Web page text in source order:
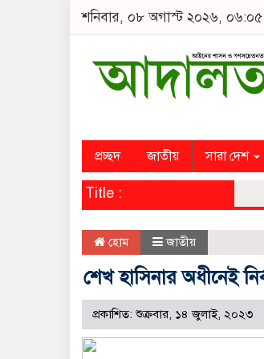
শনিবার, ০৮ অগাস্ট ২০২৬, ০৬:০৫
প্রচ্ছদ জাতীয় সারা দেশ
Title :
হোম জাতীয়
শেখ হাসিনার অধীনেই
প্রকাশিত: শুক্রবার, ১৪ জুলাই, ২০২৩